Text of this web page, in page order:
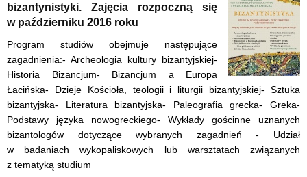
bizantynistyki. Zajęcia rozpoczną się
w październiku 2016 roku
Program studiów obejmuje następujące
zagadnienia:- Archeologia kultury bizantyjskiej-
Historia Bizancjum- Bizancjum a Europa
Łacińska- Dzieje Kościoła, teologii i liturgii bizantyjskiej- Sztuka
bizantyjska- Literatura bizantyjska- Paleografia grecka- Greka-
Podstawy języka nowogreckiego- Wykłady gościnne uznanych
bizantologów dotyczące wybranych zagadnień - Udział
w badaniach wykopaliskowych lub warsztatach związanych
z tematyką studium